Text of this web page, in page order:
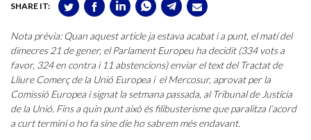
SHARE IT:
Nota prèvia: Quan aquest article ja estava acabat i a punt, el matí del
dimecres 21 de gener, el Parlament Europeu ha decidit (334 vots a
favor, 324 en contra i 11 abstencions) enviar el text del Tractat de
Lliure Comerç de la Unió Europea i el Mercosur, aprovat per la
Comissió Europea i signat la setmana passada, al Tribunal de Justícia
de la Unió. Fins a quin punt això és filibusterisme que paralitza l’acord
a curt termini o ho fa sine die ho sabrem més endavant.